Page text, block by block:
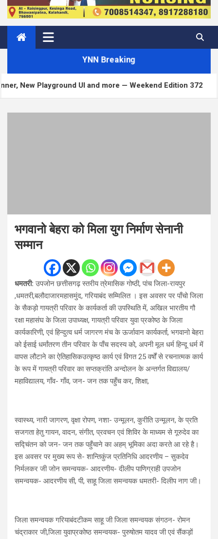
YNN Breaking
UI and more — Weekend Edition 372
भगवानो बेहरा को मिला युग निर्माण सेनानी
सम्मान
धमतरी: उपजोन छत्तीसगढ़ स्तरीय त्रेमासिक गोष्ठी, पांच जिला-रायपुर
,धमतरी,बलौदाजारमहासमुंद, गरियाबंद सम्मिलित । इस अवसर पर पाँचो जिला
के सैकड़ो गायत्री परिवार के कार्यकर्ता की उपस्थिति में, अखिल भारतीय गौ
रक्षा महासंघ के जिला उपाध्यक्ष, गायत्री परिवार युवा प्रकोष्ठ के जिला
कार्यकारिणी, एवं हिन्दुत्व धर्म जागरण मंच के ऊर्जावान कार्यकर्ता, भगवानो बेहरा
को ईसाई धर्मांतरण तीन परिवार के पाँच सदस्य को, अपनी मूल धर्म हिन्दू धर्म में
वापस लौटाने का ऐतिहासिकउत्कृष्ठ कार्य एवं विगत 25 वर्षों से रचनात्मक कार्य
के रूप में गायत्री परिवार का सप्तक्रांति अन्दोलन के अन्तर्गत विद्यालय/
महाविद्यालय, गाँव- गाँव, जन- जन तक पहुँच कर, शिक्षा,
स्वास्थ्य, नारी जागरण, वृक्षा रोपण, नशा- उन्मूलन, कुरीति उन्मूलन, के प्रति
सजगता हेतु गायन, वादन, संगीत, प्रवचन एवं शिविर के माध्यम से गूरुदेव का
सद्चिंतन को जन- जन तक पहुँचाने का अहम् भूमिका अदा करते आ रहे है।
इस अवसर पर मुख्य रूप से- शान्तिकुंज प्रतिनिधि आदरणीय – सुकदेव
निर्मलकर जी जोन समन्वयक- आदरणीय- दीलीप पाणिग्राही उपजोन
समन्वयक- आदरणीय सी, पी, साहू जिला समन्वयक धमतरी- दिलीप नाग जी।
जिला समन्वयक गरियाबंदटीकम साहू जी जिला समन्वयक संगठन- रोमन
चंद्राकार जी,जिला युवाप्रकोष्ठ समन्वयक- पुरुषोतम यादव जी एवं सैंकड़ों